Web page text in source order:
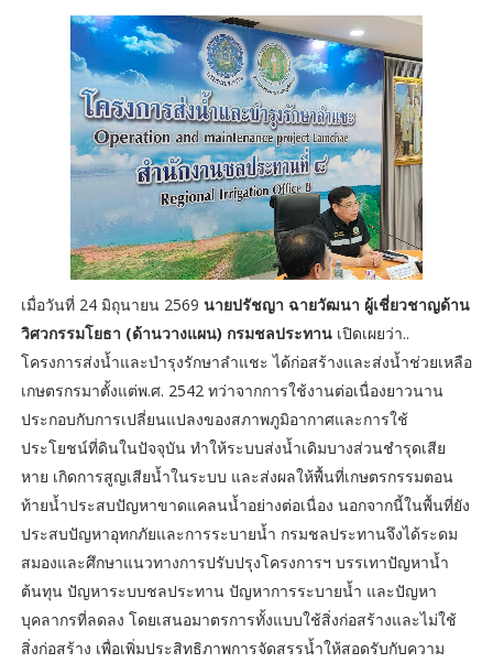
เมื่อวันที่ 24 มิถุนายน 2569 นายปรัชญา ฉายวัฒนา ผู้เชี่ยวชาญด้าน
วิศวกรรมโยธา (ด้านวางแผน) กรมชลประทานเปิดเผยว่า..
โครงการส่งน้ำและบำรุงรักษาลำแชะ ได้ก่อสร้างและส่งน้ำช่วยเหลือ
เกษตรกรมาตั้งแต่พ.ศ. 2542 ทว่าจากการใช้งานต่อเนื่องยาวนาน
ประกอบกับการเปลี่ยนแปลงของสภาพภูมิอากาศและการใช้
ประโยชน์ที่ดินในปัจจุบัน ทำให้ระบบส่งน้ำเดิมบางส่วนชำรุดเสีย
หาย เกิดการสูญเสียน้ำในระบบ และส่งผลให้พื้นที่เกษตรกรรมตอน
ท้ายน้ำประสบปัญหาขาดแคลนน้ำอย่างต่อเนื่อง นอกจากนี้ในพื้นที่ยัง
ประสบปัญหาอุทกภัยและการระบายน้ำ กรมชลประทานจึงได้ระดม
สมองและศึกษาแนวทางการปรับปรุงโครงการฯ บรรเทาปัญหาน้ำ
ต้นทุน ปัญหาระบบชลประทาน ปัญหาการระบายน้ำ และปัญหา
บุคลากรที่ลดลง โดยเสนอมาตรการทั้งแบบใช้สิ่งก่อสร้างและไม่ใช้
สิ่งก่อสร้าง เพื่อเพิ่มประสิทธิภาพการจัดสรรน้ำให้สอดรับกับความ